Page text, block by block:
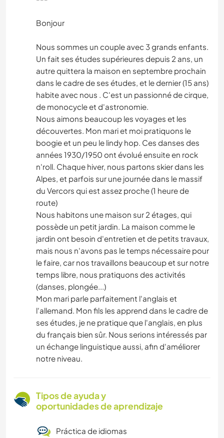
Bonjour
Nous sommes un couple avec 3 grands enfants.
Un fait ses études supérieures depuis 2 ans, un
autre quittera la maison en septembre prochain
dans le cadre de ses études, et le dernier (15 ans)
habite avec nous . C'est un passionné de cirque,
de monocycle et d'astronomie.
Nous aimons beaucoup les voyages et les
découvertes. Mon mari et moi pratiquons le
boogie et un peu le lindy hop. Ces danses des
années 1930/1950 ont évolué ensuite en rock
n'roll. Chaque hiver, nous partons skier dans les
Alpes, et parfois sur une journée dans le massif
du Vercors qui est assez proche (1 heure de
route)
Nous habitons une maison sur 2 étages, qui
possède un petit jardin. La maison comme le
jardin ont besoin d'entretien et de petits travaux,
mais nous n'avons pas le temps nécessaire pour
le faire, car nos travaillons beaucoup et sur notre
temps libre, nous pratiquons des activités
(danses, plongée...)
Mon mari parle parfaitement l'anglais et
l'allemand. Mon fils les apprend dans le cadre de
ses études, je ne pratique que l'anglais, en plus
du français bien sûr. Nous serions intéressés par
un échange linguistique aussi, afin d'améliorer
notre niveau.
Tipos de ayuda y
oportunidades de aprendizaje
Práctica de idiomas